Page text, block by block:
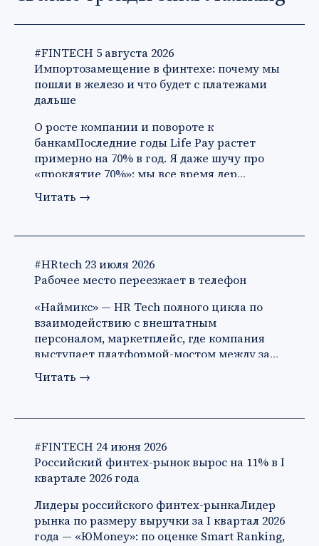
#FINTECH 5 августа 2026
Импортозамещение в финтехе: почему мы
пошли в железо и что будет с платежами
дальше
О росте компании и повороте к
банкамПоследние годы Life Pay растет
примерно на 70% в год. Я даже шучу про
«проклятие 70%»: мы все время дер…
Читать →
#HRtech 23 июля 2026
Рабочее место переезжает в телефон
«Наймикс» — HR Tech полного цикла по
взаимодействию с внештатным
персоналом, маркетплейс, где компания
выступает платформой-мостом между за…
Читать →
#FINTECH 24 июня 2026
Российский финтех-рынок вырос на 11% в I
квартале 2026 года
Лидеры российского финтех-рынкаЛидер
рынка по размеру выручки за I квартал 2026
года — «ЮMoney»: по оценке Smart Ranking,